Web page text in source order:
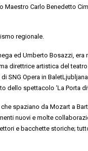
Maestro Carlo Benedetto
regionale.
ed Umberto Bosazzi, era
direttrice artistica del
SNG Opera in BaletLjubljana
dello spettacolo ‘La Porta
spaziano da Mozart a
nuovi e molte
e bacchette storiche;